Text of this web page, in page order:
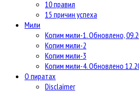
10 правил
15 причин успеха
Мили
Копим мили-1. Обновлено,
Копим мили-2
Копим мили-3
Копим мили-4. Обновлено
О пиратах
Disclaimer